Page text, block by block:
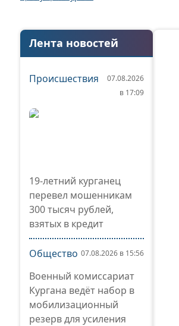
Лента новостей
Происшествия
07.08.2026
в 17:09
19-летний курганец
перевел мошенникам
300 тысяч рублей,
взятых в кредит
Общество 07.08.2026 в 15:56
Военный комиссариат
Кургана ведёт набор в
мобилизационный
резерв для усиления